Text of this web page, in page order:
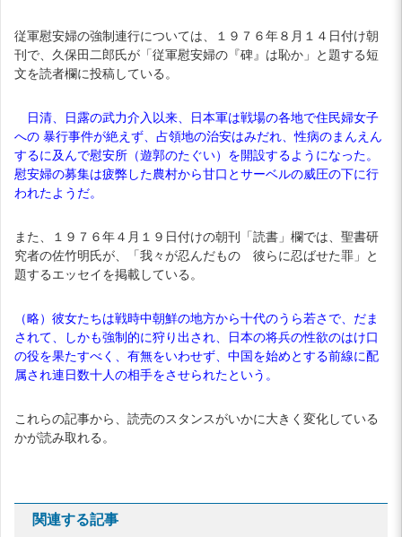
従軍慰安婦の強制連行については、１９７６年８月１４日付け朝
刊で、久保田二郎氏が「従軍慰安婦の『碑』は恥か」と題する短
文を読者欄に投稿している。
日清、日露の武力介入以来、日本軍は戦場の各地で住民婦女子
への 暴行事件が絶えず、占領地の治安はみだれ、性病のまんえん
するに及んで慰安所（遊郭のたぐい）を開設するようになった。
慰安婦の募集は疲弊した農村から甘口とサーベルの威圧の下に行
われたようだ。
また、１９７６年４月１９日付けの朝刊「読書」欄では、聖書研
究者の佐竹明氏が、「我々が忍んだもの 彼らに忍ばせた罪」と
題するエッセイを掲載している。
（略）彼女たちは戦時中朝鮮の地方から十代のうら若さで、だま
されて、しかも強制的に狩り出され、日本の将兵の性欲のはけ口
の役を果たすべく、有無をいわせず、中国を始めとする前線に配
属され連日数十人の相手をさせられたという。
これらの記事から、読売のスタンスがいかに大きく変化している
かが読み取れる。
関連する記事